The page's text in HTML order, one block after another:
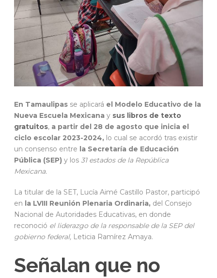
En Tamaulipas se aplicará el Modelo Educativo de la
Nueva Escuela Mexicana y sus libros de texto
gratuitos, a partir del 28 de agosto que inicia el
ciclo escolar 2023-2024, lo cual se acordó tras existir
un consenso entre la Secretaría de Educación
Pública (SEP) y los 31 estados de la República
Mexicana.
La titular de la SET, Lucía Aimé Castillo Pastor, participó
en la LVIII Reunión Plenaria Ordinaria, del Consejo
Nacional de Autoridades Educativas, en donde
reconoció el liderazgo de la responsable de la SEP del
gobierno federal, Leticia Ramírez Amaya.
Señalan que no